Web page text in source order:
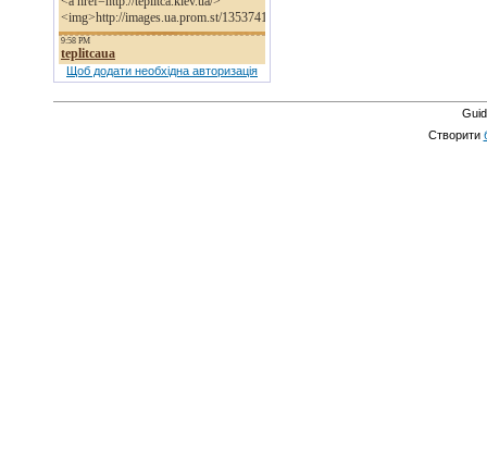
Щоб додати необхідна авторизація
Створити